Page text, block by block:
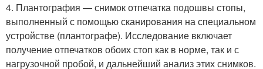
4. Плантография — снимок отпечатка подошвы стопы,
выполненный с помощью сканирования на специальном
устройстве (плантографе). Исследование включает
получение отпечатков обоих стоп как в норме, так и с
нагрузочной пробой, и дальнейший анализ этих снимков.